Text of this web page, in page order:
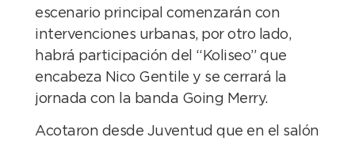
escenario principal comenzarán con
intervenciones urbanas, por otro lado,
habrá participación del “Koliseo” que
encabeza Nico Gentile y se cerrará la
jornada con la banda Going Merry.
Acotaron desde Juventud que en el salón